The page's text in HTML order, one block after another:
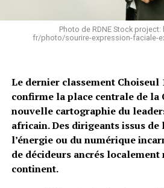
Photo de RDNE Stock
fr/photo/sourire-expression-faciale-
Le dernier classement Choiseul
confirme la place centrale de la
nouvelle cartographie du
africain. Des dirigeants issus de
l’énergie ou du numérique
de décideurs ancrés localement
continent.